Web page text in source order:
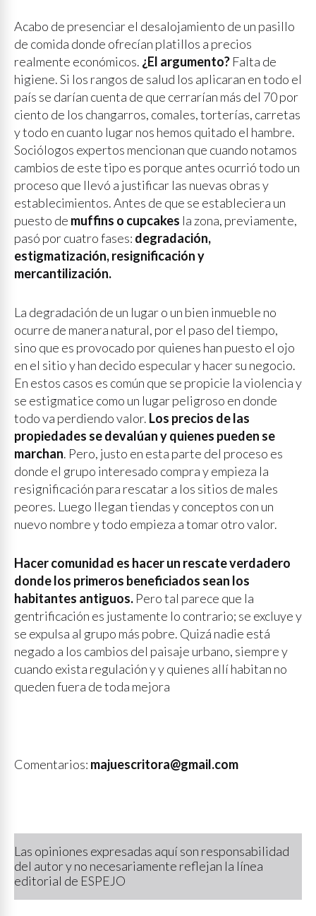
Acabo de presenciar el desalojamiento de un pasillo
de comida donde ofrecían platillos a precios
realmente económicos. ¿El argumento? Falta de
higiene. Si los rangos de salud los aplicaran en todo el
país se darían cuenta de que cerrarían más del 70 por
ciento de los changarros, comales, torterías, carretas
y todo en cuanto lugar nos hemos quitado el hambre.
Sociólogos expertos mencionan que cuando notamos
cambios de este tipo es porque antes ocurrió todo un
proceso que llevó a justificar las nuevas obras y
establecimientos. Antes de que se estableciera un
puesto de muffins o cupcakes la zona, previamente,
pasó por cuatro fases: degradación,
estigmatización, resignificación y
mercantilización.
La degradación de un lugar o un bien inmueble no
ocurre de manera natural, por el paso del tiempo,
sino que es provocado por quienes han puesto el ojo
en el sitio y han decido especular y hacer su negocio.
En estos casos es común que se propicie la violencia y
se estigmatice como un lugar peligroso en donde
todo va perdiendo valor. Los precios de las
propiedades se devalúan y quienes pueden se
marchan. Pero, justo en esta parte del proceso es
donde el grupo interesado compra y empieza la
resignificación para rescatar a los sitios de males
peores. Luego llegan tiendas y conceptos con un
nuevo nombre y todo empieza a tomar otro valor.
Hacer comunidad es hacer un rescate verdadero
donde los primeros beneficiados sean los
habitantes antiguos. Pero tal parece que la
gentrificación es justamente lo contrario; se excluye y
se expulsa al grupo más pobre. Quizá nadie está
negado a los cambios del paisaje urbano, siempre y
cuando exista regulación y y quienes allí habitan no
queden fuera de toda mejora
Comentarios: majuescritora@gmail.com
Las opiniones expresadas aquí son responsabilidad
del autor y no necesariamente reflejan la línea
editorial de ESPEJO